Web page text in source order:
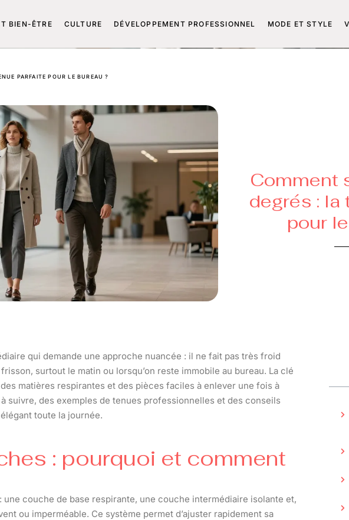
BIEN-ÊTRE CULTURE DÉVELOPPEMENT PROFESSIONNEL MODE ET STYLE
PARFAITE POUR LE BUREAU ?
Comment
degrés : la
pour
qui demande une approche nuancée : il ne fait pas très froid
surtout le matin ou lorsqu’on reste immobile au bureau. La clé
matières respirantes et des pièces faciles à enlever une fois à
suivre, des exemples de tenues professionnelles et des conseils
toute la journée.
: pourquoi et comment
couche de base respirante, une couche intermédiaire isolante et,
ou imperméable. Ce système permet d’ajuster rapidement sa